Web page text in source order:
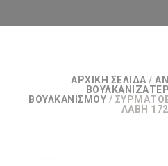
ΑΡΧΙΚΉ ΣΕΛΊΔΑ /
ΒΟΥΛΚΑΝΙΖΑΤΕΡ
ΒΟΥΛΚΑΝΙΣΜΟΎ /
ΛΑΒΉ